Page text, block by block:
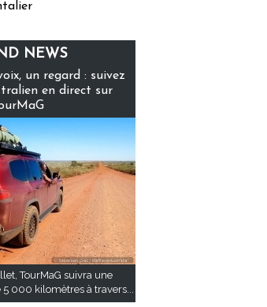
NEWS
un regard : suivez
en direct sur
TourMaG suivra une
000 kilomètres à travers...